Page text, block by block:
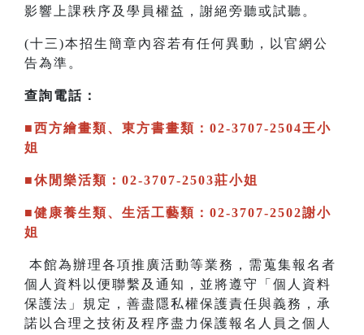
影響上課秩序及學員權益，謝絕旁聽或試聽。
(十三)本招生簡章內容若有任何異動，以官網公
告為準。
查詢電話：
■西方繪畫類、東方書畫類：02-3707-2504王小
姐
■休閒樂活類：02-3707-2503莊小姐
■健康養生類、生活工藝類：02-3707-2502謝小
姐
本館為辦理各項推廣活動等業務，需蒐集報名者
個人資料以便聯繫及通知，並將遵守「個人資料
保護法」規定，善盡隱私權保護責任與義務，承
諾以合理之技術及程序盡力保護報名人員之個人